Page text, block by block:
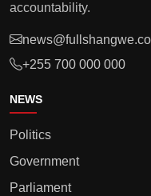
accountability.
+255 700 000 000
NEWS
Politics
Government
Parliament